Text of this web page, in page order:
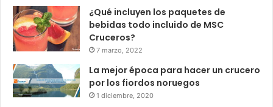
¿Qué incluyen los paquetes de
bebidas todo incluido de MSC
Cruceros?
7 marzo, 2022
La mejor época para hacer un crucero
por los fiordos noruegos
1 diciembre, 2020